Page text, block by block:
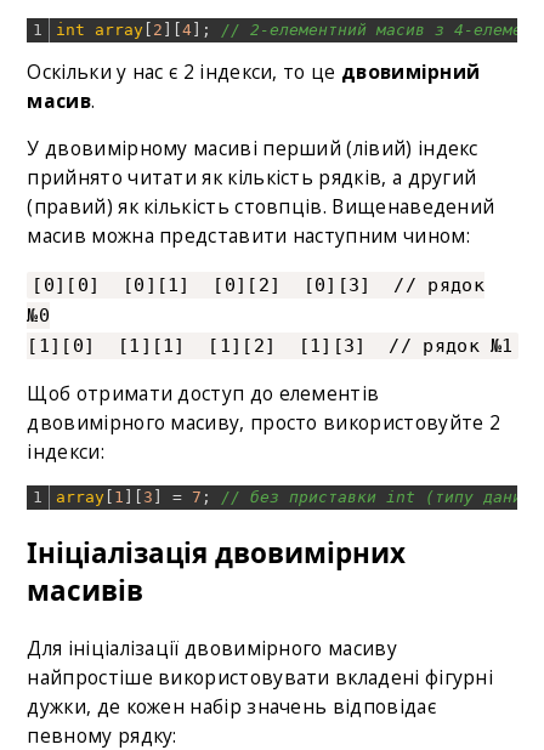
1 int array 2 [4 ; // 2-елементний масив з 4-
Оскільки у нас є 2 індекси, то це двовимірний
масив.
У двовимірному масиві перший (лівий) індекс
прийнято читати як кількість рядків, а другий
(правий) як кількість стовпців. Вищенаведений
масив можна представити наступним чином:
[0][0] [0][1] [0][2] [0][3] // рядок
№0
[1][0] [1][1] [1][2] [1][3] // рядок №1
Щоб отримати доступ до елементів
двовимірного масиву, просто використовуйте 2
індекси:
1 array 1 3 = 7 ; // без приставки int (типу даних)
Ініціалізація двовимірних
масивів
Для ініціалізації двовимірного масиву
найпростіше використовувати вкладені фігурні
дужки, де кожен набір значень відповідає
певному рядку: